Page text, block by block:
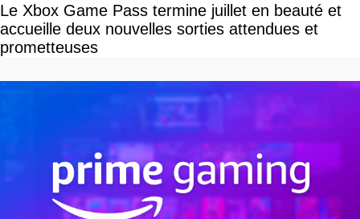
Le Xbox Game Pass termine juillet en beauté et
accueille deux nouvelles sorties attendues et
prometteuses